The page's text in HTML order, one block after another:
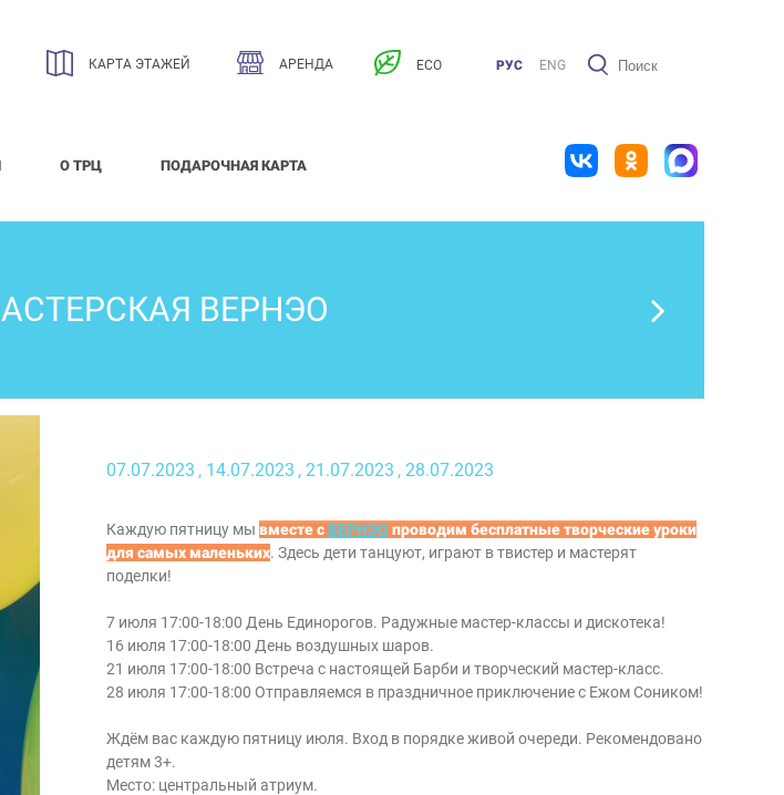
КАРТА ЭТАЖЕЙ АРЕНДА ECO РУС ENG
О ТРЦ ПОДАРОЧНАЯ КАРТА
ВЕРНЭО
07.07.2023 , 14.07.2023 , 21.07.2023 , 28.07.2023
Каждую пятницу мы вместе сВЕРНЭОпроводим бесплатные творческие уроки
для самых маленьких. Здесь дети танцуют, играют в твистер и мастерят
поделки!
7 июля 17:00-18:00 День Единорогов. Радужные мастер-классы и дискотека!
16 июля 17:00-18:00 День воздушных шаров.
21 июля 17:00-18:00 Встреча с настоящей Барби и творческий мастер-класс.
28 июля 17:00-18:00 Отправляемся в праздничное приключение с Ежом Соником!
Ждём вас каждую пятницу июля. Вход в порядке живой очереди. Рекомендовано
детям 3+.
Место: центральный атриум.